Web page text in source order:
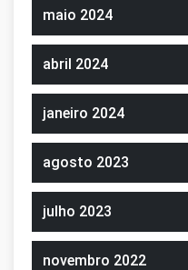
maio 2024
abril 2024
janeiro 2024
agosto 2023
julho 2023
novembro 2022